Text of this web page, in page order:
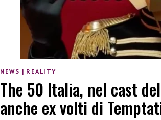
NEWS | REALITY
The 50 Italia, nel cast
anche ex volti di